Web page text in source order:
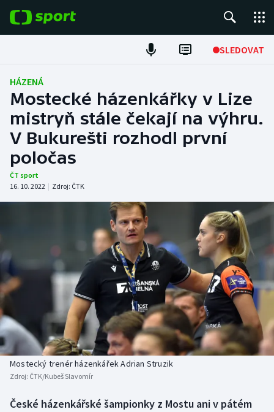
SLEDOVAT
Fotbal
Hokej
Tenis
Atletika
Americký fotbal
Baseball a softbal
Basketbal
Biatlon
Boby a skeleton
Box
NEPŘEHLÉDNĚTE
Soutěže
Historické návraty
Aplikace ČT sport
AZ kvíz
HÁZENÁ
Mostecké házenkářky v Lize
mistryň stále čekají na výhru.
V Bukurešti rozhodl první
poločas
ČT sport
16. 10. 2022 | Zdroj: ČTK
Mostecký trenér házenkářek Adrian Struzik
Zdroj: ČTK/Kubeš Slavomír
České házenkářské šampionky z Mostu ani v pátém